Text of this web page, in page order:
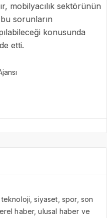
mobilyacılık sektörünün
sorunların
konusunda
etti.
teknoloji, siyaset, spor, son
haber, ulusal haber ve